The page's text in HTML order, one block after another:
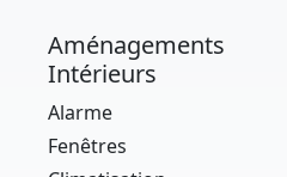
Aménagements
Intérieurs
Alarme
Fenêtres